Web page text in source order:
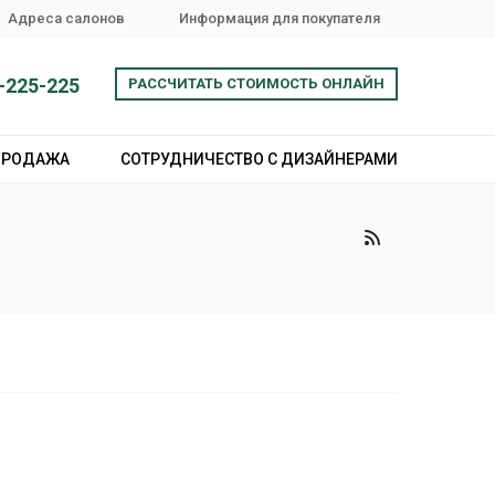
Адреса салонов Информация для покупателя
225 РАССЧИТАТЬ СТОИМОСТЬ ОНЛАЙН
СОТРУДНИЧЕСТВО С ДИЗАЙНЕРАМИ